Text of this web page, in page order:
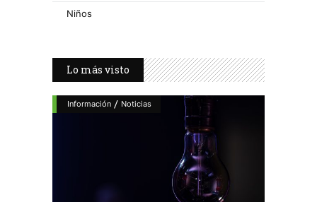
Niños
Lo más visto
Información / Noticias